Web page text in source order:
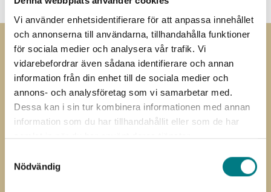
Vi använder enhetsidentifierare för att anpassa innehållet
och annonserna till användarna, tillhandahålla funktioner
för sociala medier och analysera vår trafik. Vi
vidarebefordrar även sådana identifierare och annan
information från din enhet till de sociala medier och
annons- och analysföretag som vi samarbetar med.
Dessa kan i sin tur kombinera informationen med annan
information som du har tillhandahållit eller som de har
samlat in när du har använt deras tjänster.
Nödvändig
Prenumerera på
nyhetsbrevet
Prenumerera på vårt nyhetsbrev
”*” anger obligatoriska fält